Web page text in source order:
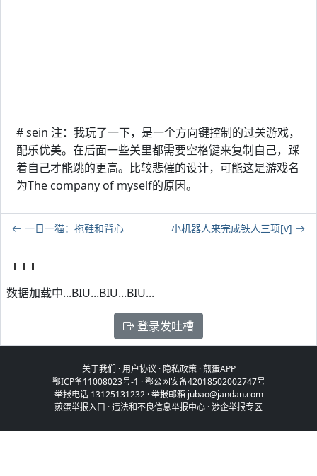
# sein 注：我玩了一下，是一个方向键控制的过关游戏，
配乐优美。在后面一些关里都需要空格键来复制自己，踩
着自己才能跳的更高。比较悲催的设计，可能这是游戏名
为The company of myself的原因。
一日一猫：拖鞋和背心 小机器人来完成铁人三项[v]
数据加载中...BIU...BIU...BIU...
登录发吐槽
关于我们 ·用户协议 · 隐私政策·煎蛋APP
鄂ICP备11008023号-1 ·鄂公网安备42018502002747号
举报电话 13125131232 · 举报邮箱 jubao@jandan.com
煎蛋举报入口 ·违法和不良信息举报中心 ·涉企举报专区